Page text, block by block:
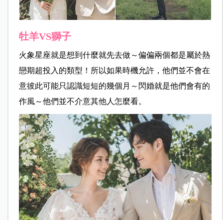
牡羊VS獅子
火象星座就是想到什麼就先去做～偏偏兩個都是屬於熱
戀期超投入的類型！所以如果時機允許，他們並不會在
意彼此可能只認識短短的幾個月～閃婚就是他們會有的
作風～他們並不介意其他人怎麼看。